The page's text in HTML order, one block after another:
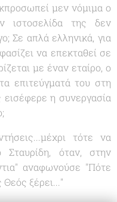
μεν νόμιμα ο
ιστοσελίδα της δεν
Σε απλά ελληνικά, για
να επεκταθεί σε
με έναν εταίρο, ο
επιτεύγματά του στη
εισέφερε η συνεργασία
τότε να
όταν, στην
" αναφωνούσε "Πότε
ξέρει..."